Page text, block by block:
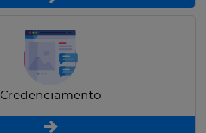
Credenciamento